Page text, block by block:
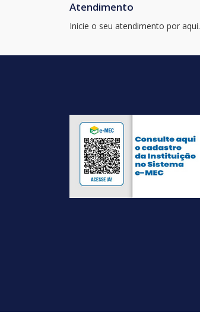
Atendimento
Inicie o seu atendimento por aqui.